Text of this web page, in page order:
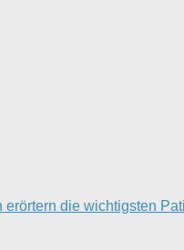
erörtern die wichtigsten